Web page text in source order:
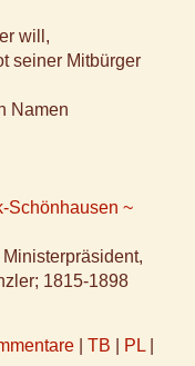
will,
seiner Mitbürger
Namen
Schönhausen ~
1815-1898
TB PL